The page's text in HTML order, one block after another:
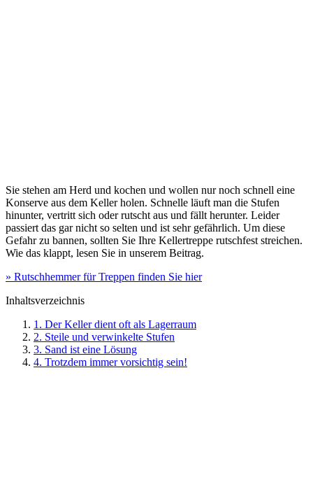
Sie stehen am Herd und kochen und wollen nur noch schnell eine
Konserve aus dem Keller holen. Schnelle läuft man die Stufen
hinunter, vertritt sich oder rutscht aus und fällt herunter. Leider
passiert das gar nicht so selten und ist sehr gefährlich. Um diese
Gefahr zu bannen, sollten Sie Ihre Kellertreppe rutschfest streichen.
Wie das klappt, lesen Sie in unserem Beitrag.
» Rutschhemmer für Treppen finden Sie hier
Inhaltsverzeichnis
1. Der Keller dient oft als Lagerraum
2. Steile und verwinkelte Stufen
3. Sand ist eine Lösung
4. Trotzdem immer vorsichtig sein!